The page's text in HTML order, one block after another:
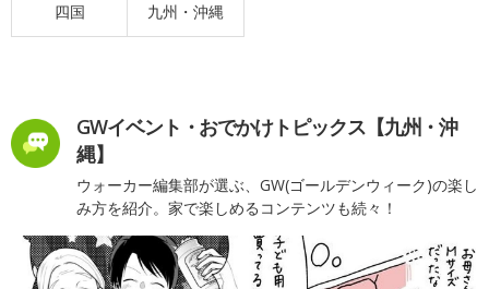
四国 九州・沖縄
GWイベント・おでかけトピックス【九州・沖
縄】
ウォーカー編集部が選ぶ、GW(ゴールデンウィーク)の楽し
み方を紹介。家で楽しめるコンテンツも続々！